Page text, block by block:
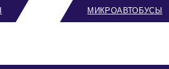
МИКРОАВТОБУСЫ